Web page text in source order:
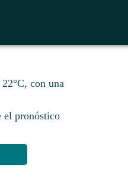
con una
el pronóstico